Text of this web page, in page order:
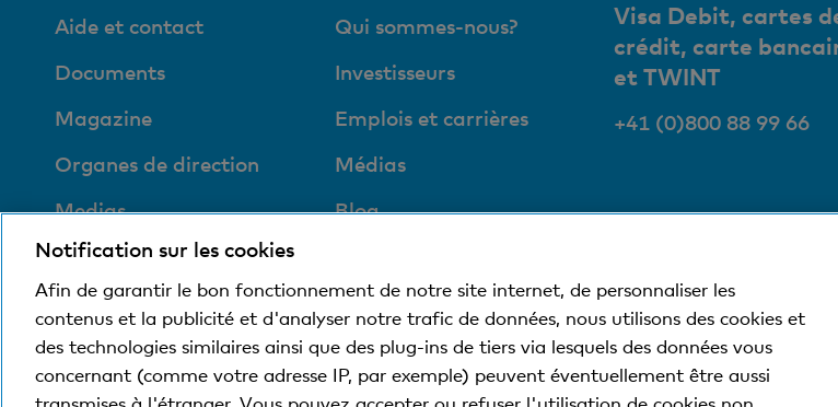
Aide et contact
Documents
Magazine
Organes de direction
Medias
Social et compatible
avec l'environnement
Qui sommes-nous?
Investisseurs
Emplois et carrières
Médias
Blog
Visa Debit, cartes
crédit, carte
et TWINT
+41 (0)800 88 99 66
© Banque ClerConditions juridiques et mentions légalesDéclaration de protection des
Notification sur les cookies
Afin de garantir le bon fonctionnement de notre site internet, de personnaliser les
contenus et la publicité et d'analyser notre trafic de données, nous utilisons des cookies et
des technologies similaires ainsi que des plug-ins de tiers via lesquels des données vous
concernant (comme votre adresse IP, par exemple) peuvent éventuellement être aussi